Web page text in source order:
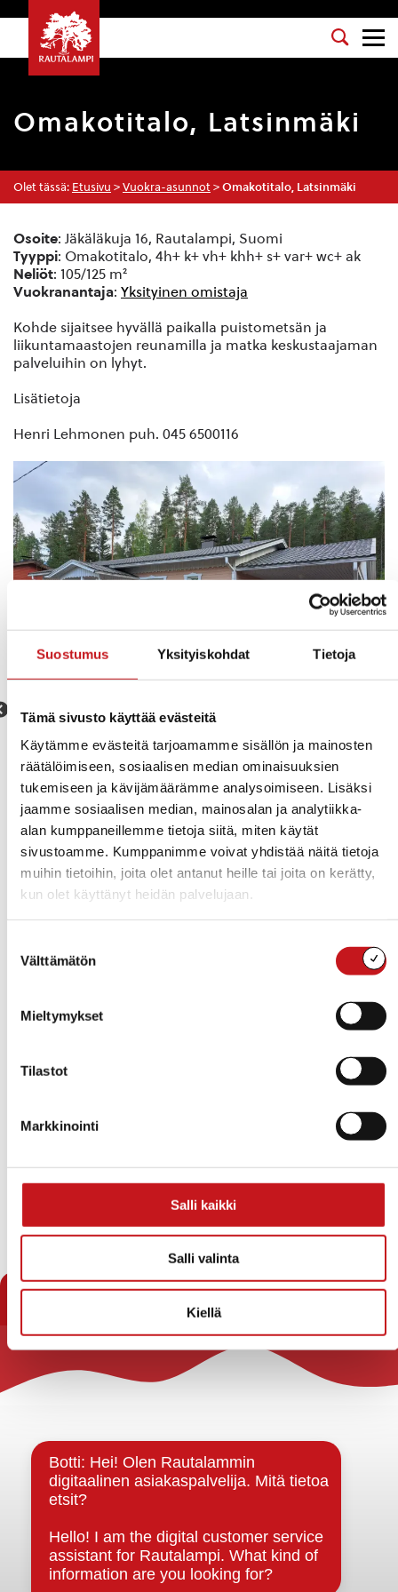
Suostumus Yksityiskohdat Tietoja
Tämä sivusto käyttää evästeitä
Käytämme evästeitä tarjoamamme sisällön ja mainosten
räätälöimiseen, sosiaalisen median ominaisuuksien
tukemiseen ja kävijämäärämme analysoimiseen. Lisäksi
jaamme sosiaalisen median, mainosalan ja analytiikka-
alan kumppaneillemme tietoja siitä, miten käytät
sivustoamme. Kumppanimme voivat yhdistää näitä tietoja
muihin tietoihin, joita olet antanut heille tai joita on kerätty,
kun olet käyttänyt heidän palvelujaan.
valinta
Välttämätön
Mieltymykset
Tilastot
Markkinointi
Salli kaikki
Salli valinta
Kiellä
Omakotitalo, Latsinmäki
Olet tässä: Etusivu > Vuokra-asunnot > Omakotitalo, Latsinmäki
Osoite: Jäkäläkuja 16, Rautalampi, Suomi
Tyyppi: Omakotitalo, 4h+ k+ vh+ khh+ s+ var+ wc+ ak
Neliöt: 105/125 m²
Vuokranantaja: Yksityinen omistaja
Kohde sijaitsee hyvällä paikalla puistometsän ja
liikuntamaastojen reunamilla ja matka keskustaajaman
palveluihin on lyhyt.
Lisätietoja
Henri Lehmonen puh. 045 6500116
Rautalammin kunta
Kuntainfo
Asiakirjajulkisuuskuvaus
Evästeet
Tietosuoja
Tietosuojaselosteet